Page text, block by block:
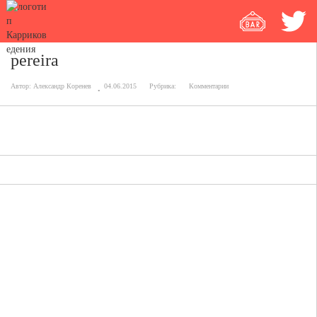
pereira
Автор: Александр Коренев 04.06.2015 Рубрика: Комментарии